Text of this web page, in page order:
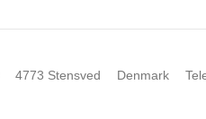
4773 Stensved Denmark